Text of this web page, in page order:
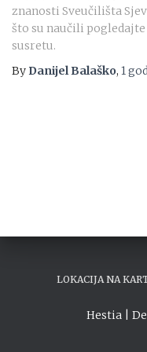
znanosti Sveučilišta
što su naučili
susretu.
By Danijel Balaško, 1
LOKACIJA NA
Hestia |